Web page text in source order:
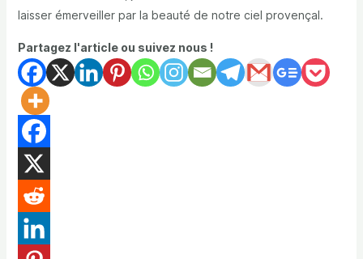
laisser émerveiller par la beauté de notre ciel provençal.
Partagez l'article ou suivez nous !